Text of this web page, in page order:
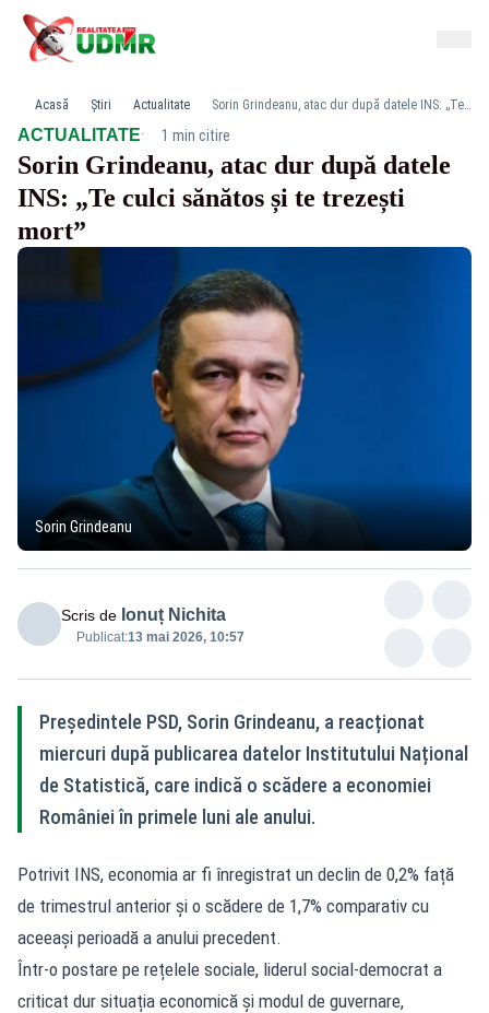
Acasă Știri Actualitate Sorin Grindeanu, atac dur după datele INS: „Te culci sănătos și te trezești mort”
ACTUALITATE· 1 min citire
Sorin Grindeanu, atac dur după datele
INS: „Te culci sănătos și te trezești
mort”
Sorin Grindeanu
Scris de Ionuț Nichita
Publicat:13 mai 2026, 10:57
Președintele PSD, Sorin Grindeanu, a reacționat
miercuri după publicarea datelor Institutului Național
de Statistică, care indică o scădere a economiei
României în primele luni ale anului.
Potrivit INS, economia ar fi înregistrat un declin de 0,2% față
de trimestrul anterior și o scădere de 1,7% comparativ cu
aceeași perioadă a anului precedent.
Într-o postare pe rețelele sociale, liderul social-democrat a
criticat dur situația economică și modul de guvernare,